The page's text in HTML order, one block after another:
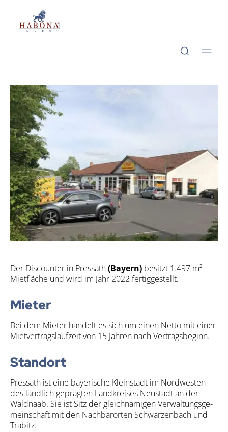
Habona Invest GmbH
Der Dis­coun­ter in Pres­sath(Bay­ern) besitzt 1.497 m²
Miet­flä­che und wird im Jahr 2022 fer­tig­ge­stellt.
Mie­ter
Bei dem Mie­ter han­delt es sich um einen Net­to mit einer
Miet­ver­trags­lauf­zeit von 15 Jah­ren nach Ver­trags­be­ginn.
Stand­ort
Pres­sath ist eine baye­ri­sche Klein­stadt im Nord­wes­ten
des länd­lich gepräg­ten Land­krei­ses Neu­stadt an der
Wald­na­ab. Sie ist Sitz der gleich­na­mi­gen Ver­wal­tungs­ge­
mein­schaft mit den Nach­bar­or­ten Schwar­zen­bach und
Tra­bitz.